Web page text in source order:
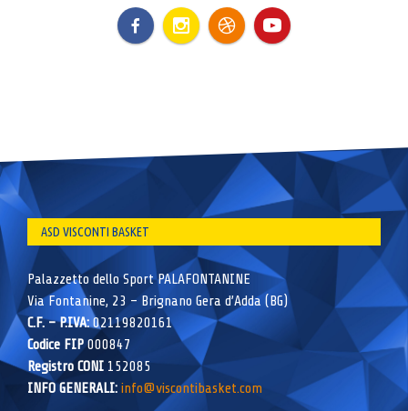
ASD VISCONTI BASKET
Palazzetto dello Sport PALAFONTANINE
Via Fontanine, 23 – Brignano Gera d’Adda (BG)
C.F. – P.IVA:02119820161
Codice FIP000847
Registro CONI 152085
INFO GENERALI: info@viscontibasket.com